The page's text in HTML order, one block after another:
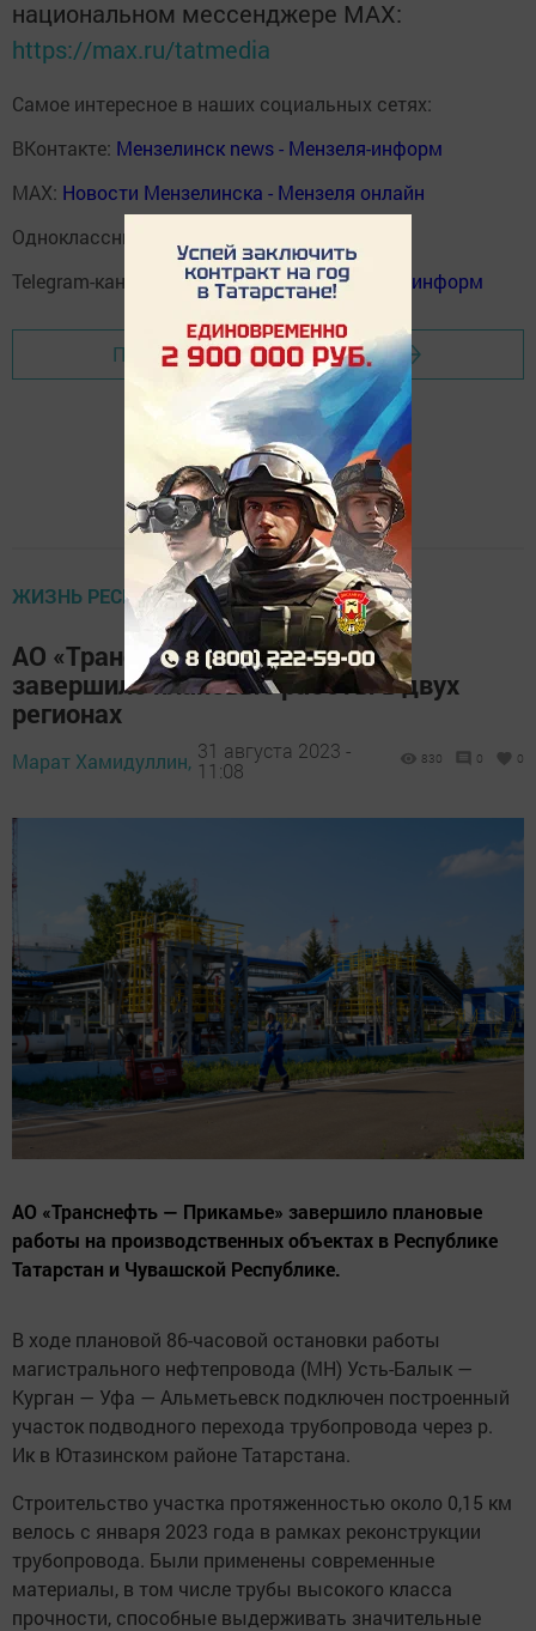
национальном мессенджере MАХ:
https://max.ru/tatmedia
Самое интересное в наших социальных сетях:
ВКонтакте: Мензелинск news - Мензеля-информ
MAX: Новости Мензелинска - Мензеля онлайн
Одноклассники:
Telegram-канал:
Мензелинск news - Мензеля-информ
Перейти на страницу новости
ЖИЗНЬ РЕСПУБЛИКИ
АО «Транснефть — Прикамье»
завершило плановые работы в двух
регионах
Марат Хамидуллин, 31 августа 2023 -
11:08
830 0 0
АО «Транснефть — Прикамье» завершило плановые
работы на производственных объектах в Республике
Татарстан и Чувашской Республике.
В ходе плановой 86-часовой остановки работы
магистрального нефтепровода (МН) Усть-Балык —
Курган — Уфа — Альметьевск подключен построенный
участок подводного перехода трубопровода через р.
Ик в Ютазинском районе Татарстана.
Строительство участка протяженностью около 0,15 км
велось с января 2023 года в рамках реконструкции
трубопровода. Были применены современные
материалы, в том числе трубы высокого класса
прочности, способные выдерживать значительные